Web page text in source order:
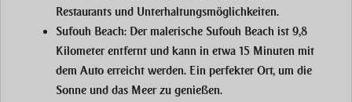
Restaurants und Unterhaltungsmöglichkeiten.
Sufouh Beach: Der malerische Sufouh Beach ist 9,8
Kilometer entfernt und kann in etwa 15 Minuten mit
dem Auto erreicht werden. Ein perfekter Ort, um die
Sonne und das Meer zu genießen.